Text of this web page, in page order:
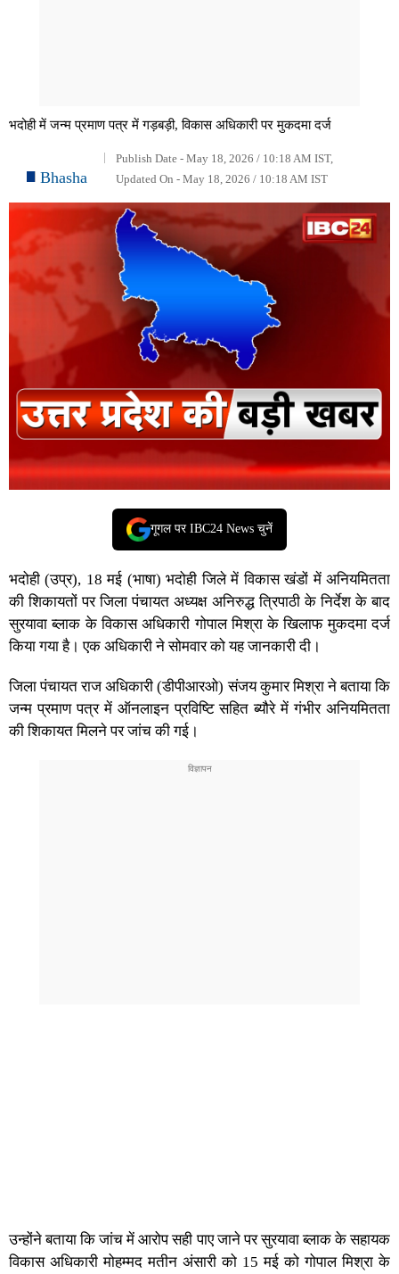
भदोही में जन्म प्रमाण पत्र में गड़बड़ी, विकास अधिकारी पर मुकदमा दर्ज
Bhasha
Publish Date - May 18, 2026 / 10:18 AM IST,
Updated On - May 18, 2026 / 10:18 AM IST
गूगल पर IBC24 News चुनें
भदोही (उप्र), 18 मई (भाषा) भदोही जिले में विकास खंडों में अनियमितता
की शिकायतों पर जिला पंचायत अध्यक्ष अनिरुद्ध त्रिपाठी के निर्देश के बाद
सुरयावा ब्लाक के विकास अधिकारी गोपाल मिश्रा के खिलाफ मुकदमा दर्ज
किया गया है। एक अधिकारी ने सोमवार को यह जानकारी दी।
जिला पंचायत राज अधिकारी (डीपीआरओ) संजय कुमार मिश्रा ने बताया कि
जन्म प्रमाण पत्र में ऑनलाइन प्रविष्टि सहित ब्यौरे में गंभीर अनियमितता
की शिकायत मिलने पर जांच की गई।
उन्होंने बताया कि जांच में आरोप सही पाए जाने पर सुरयावा ब्लाक के सहायक
विकास अधिकारी मोहम्मद मतीन अंसारी को 15 मई को गोपाल मिश्रा के